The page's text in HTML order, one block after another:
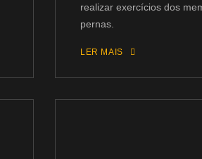
realizar exercícios dos
pernas.
LER MAIS